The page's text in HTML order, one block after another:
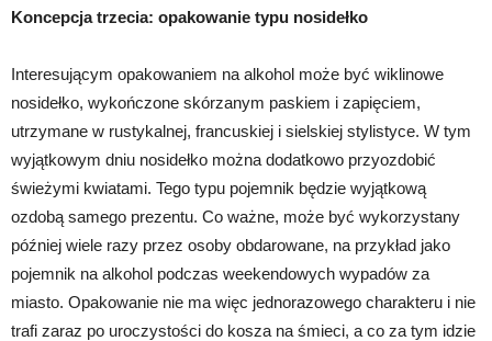
Koncepcja trzecia: opakowanie typu nosidełko
Interesującym opakowaniem na alkohol może być wiklinowe
nosidełko, wykończone skórzanym paskiem i zapięciem,
utrzymane w rustykalnej, francuskiej i sielskiej stylistyce. W tym
wyjątkowym dniu nosidełko można dodatkowo przyozdobić
świeżymi kwiatami. Tego typu pojemnik będzie wyjątkową
ozdobą samego prezentu. Co ważne, może być wykorzystany
później wiele razy przez osoby obdarowane, na przykład jako
pojemnik na alkohol podczas weekendowych wypadów za
miasto. Opakowanie nie ma więc jednorazowego charakteru i nie
trafi zaraz po uroczystości do kosza na śmieci, a co za tym idzie